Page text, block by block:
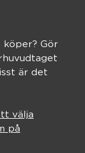
Gör
är det
välja
på